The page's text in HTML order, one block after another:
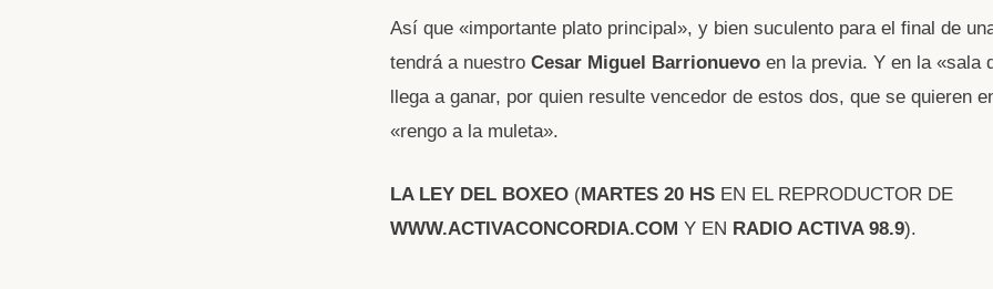
Así que «importante plato principal», y bien suculento para el final de
tendrá a nuestro Cesar Miguel Barrionuevo en la previa. Y en la «sala
llega a ganar, por quien resulte vencedor de estos dos, que se quieren
«rengo a la muleta».
LA LEY DEL BOXEO (MARTES 20 HS EN EL REPRODUCTOR DE
WWW.ACTIVACONCORDIA.COM Y EN RADIO ACTIVA 98.9).